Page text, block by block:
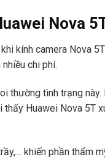
Nova
kính camera Nova
chi phí.
thường tình trạng
Huawei Nova 5T
khiến phần thẩm